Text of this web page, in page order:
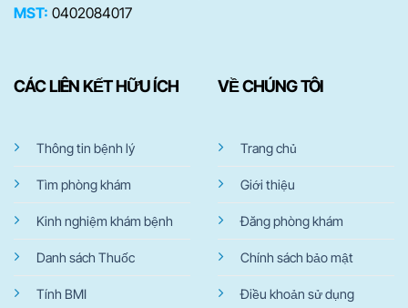
MST: 0402084017
CÁC LIÊN KẾT HỮU ÍCH
Thông tin bệnh lý
Tìm phòng khám
Kinh nghiệm khám bệnh
Danh sách Thuốc
Tính BMI
VỀ CHÚNG TÔI
Trang chủ
Giới thiệu
Đăng phòng khám
Chính sách bảo mật
Điều khoản sử dụng